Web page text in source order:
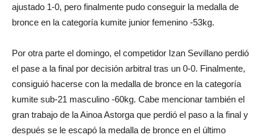
ajustado 1-0, pero finalmente pudo conseguir la medalla de
bronce en la categoría kumite junior femenino -53kg.
Por otra parte el domingo, el competidor Izan Sevillano perdió
el pase a la final por decisión arbitral tras un 0-0. Finalmente,
consiguió hacerse con la medalla de bronce en la categoría
kumite sub-21 masculino -60kg. Cabe mencionar también el
gran trabajo de la Ainoa Astorga que perdió el paso a la final y
después se le escapó la medalla de bronce en el último